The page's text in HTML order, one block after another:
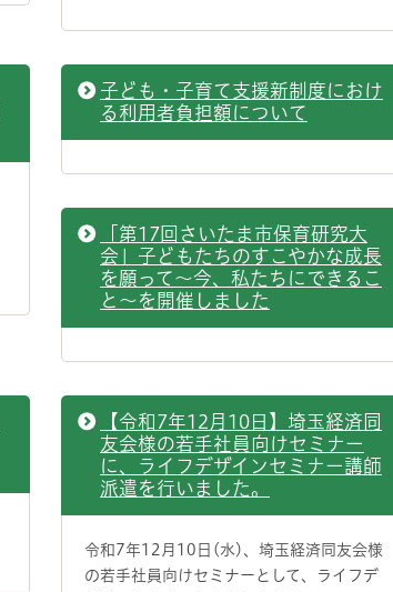
子ども・子育て支援新制度におけ
る利用者負担額について
「第17回さいたま市保育研究大
会」子どもたちのすこやかな成長
を願って～今、私たちにできるこ
と～を開催しました
【令和7年12月10日】埼玉経済同
友会様の若手社員向けセミナー
に、ライフデザインセミナー講師
派遣を行いました。
令和7年12月10日(水)、埼玉経済同友会様
の若手社員向けセミナーとして、ライフデ